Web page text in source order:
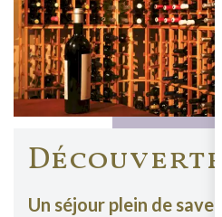
Un séjour plein de